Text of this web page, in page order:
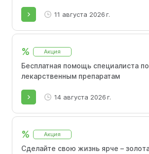
11 августа 2026 г.
% Акция
Бесплатная помощь специалиста по
лекарственным препаратам
14 августа 2026 г.
% Акция
Сделайте свою жизнь ярче –